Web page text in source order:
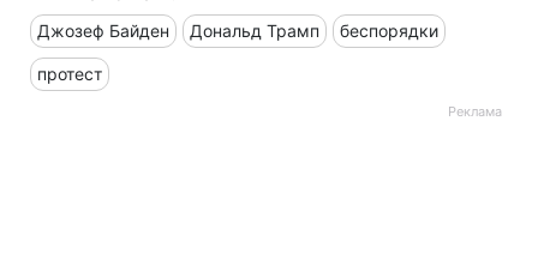
Джозеф Байден Дональд Трамп беспорядки
протест